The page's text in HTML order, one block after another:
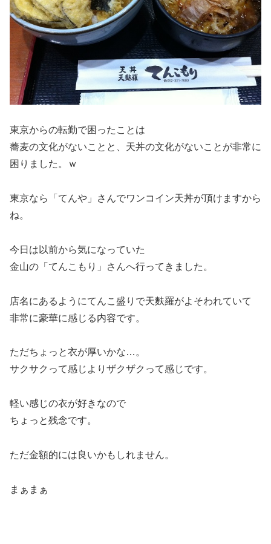
東京からの転勤で困ったことは
蕎麦の文化がないことと、天丼の文化がないことが非常に
困りました。ｗ
東京なら「てんや」さんでワンコイン天丼が頂けますから
ね。
今日は以前から気になっていた
金山の「てんこもり」さんへ行ってきました。
店名にあるようにてんこ盛りで天麩羅がよそわれていて
非常に豪華に感じる内容です。
ただちょっと衣が厚いかな…。
サクサクって感じよりザクザクって感じです。
軽い感じの衣が好きなので
ちょっと残念です。
ただ金額的には良いかもしれません。
まぁまぁ